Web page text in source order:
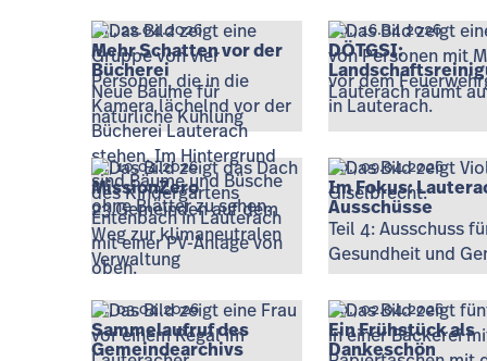
Mi., 22.04.2026
Mehr Schatten vor der
Bücherei
Neue Bäume für
natürliche Kühlung
Do., 16.04.2026
DÖTGSI:
Lauterach räumt
Fr., 10.04.2026
MissionZero
23 Gemeinden auf dem
Weg zur klimaneutralen
Verwaltung
Do., 09.04.2026
Im Fokus:
Ausschüsse
Teil 4: Ausschuss
Gesundheit und
Fr., 03.04.2026
Sammelaufruf des
Gemeindearchivs
Do., 02.04.2026
Ein Frühstück als
Dankeschön